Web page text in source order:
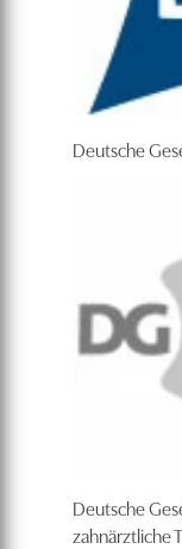
Deutsche
Deutsche
zahnärztliche